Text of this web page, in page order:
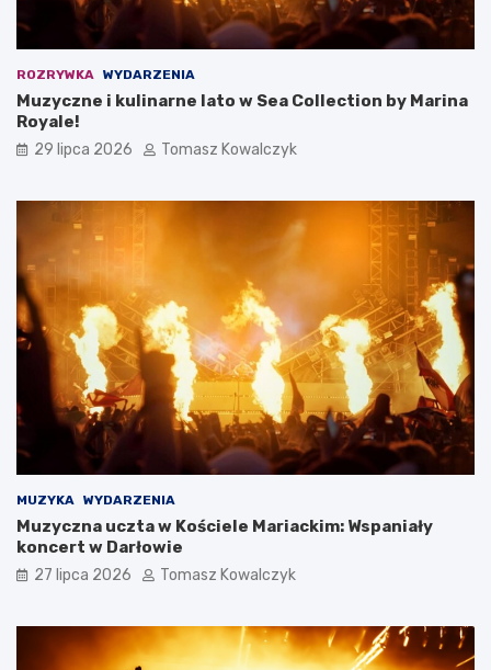
ROZRYWKA WYDARZENIA
Muzyczne i kulinarne lato w Sea Collection by Marina
Royale!
29 lipca 2026 Tomasz Kowalczyk
MUZYKA WYDARZENIA
Muzyczna uczta w Kościele Mariackim: Wspaniały
koncert w Darłowie
27 lipca 2026 Tomasz Kowalczyk